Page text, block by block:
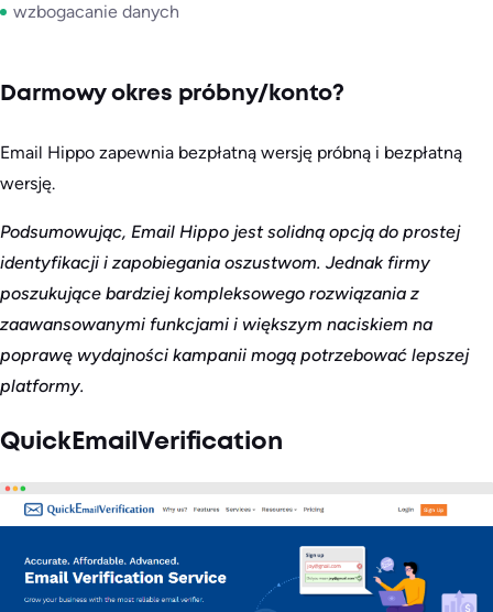
wzbogacanie danych
Darmowy okres próbny/konto?
Email Hippo zapewnia bezpłatną wersję próbną i bezpłatną
wersję.
Podsumowując, Email Hippo jest solidną opcją do prostej
identyfikacji i zapobiegania oszustwom. Jednak firmy
poszukujące bardziej kompleksowego rozwiązania z
zaawansowanymi funkcjami i większym naciskiem na
poprawę wydajności kampanii mogą potrzebować lepszej
platformy.
QuickEmailVerification